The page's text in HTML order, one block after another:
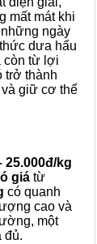
mất mát khi
ngày
dưa hấu
còn từ lợi
trở thành
giữ cơ thể
25.000đ/kg
giá từ
có quanh
cao và
một
đủ.